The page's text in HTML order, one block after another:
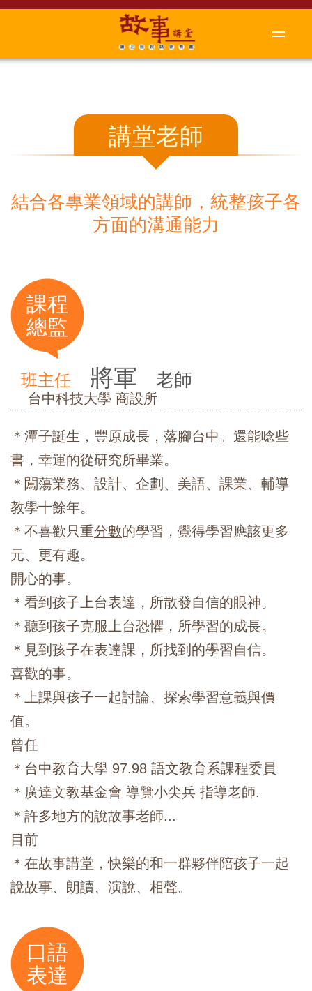
講堂老師
結合各專業領域的講師，統整孩子各
方面的溝通能力
課程
總監
班主任 將軍 老師
台中科技大學 商設所
＊潭子誕生，豐原成長，落腳台中。還能唸些
書，幸運的從研究所畢業。
＊闖蕩業務、設計、企劃、美語、課業、輔導
教學十餘年。
＊不喜歡只重分數的學習，覺得學習應該更多
元、更有趣。
開心的事。
＊看到孩子上台表達，所散發自信的眼神。
＊聽到孩子克服上台恐懼，所學習的成長。
＊見到孩子在表達課，所找到的學習自信。
喜歡的事。
＊上課與孩子一起討論、探索學習意義與價
值。
曾任
＊台中教育大學 97.98 語文教育系課程委員
＊廣達文教基金會 導覽小尖兵 指導老師.
＊許多地方的說故事老師...
目前​
＊在故事講堂，快樂的和一群夥伴陪孩子一起
說故事、朗讀、演說、相聲。
口語
表達